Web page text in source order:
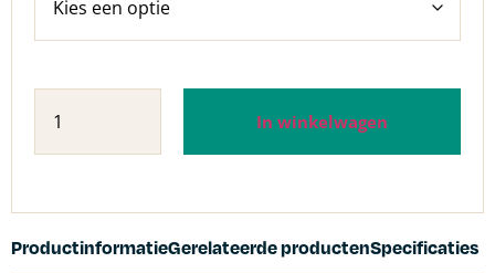
In winkelwagen
ProductinformatieGerelateerde productenSpecificaties